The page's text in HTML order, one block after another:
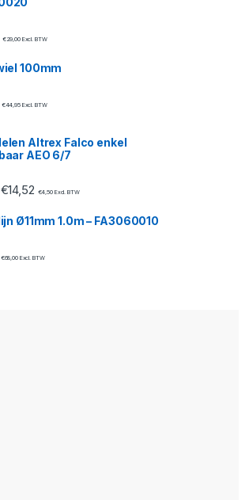
€29,00Excl. BTW
100mm
€44,95Excl. BTW
Altrex Falco enkel
AEO 6/7
€14,52Prijsklasse: €7,26 tot €14,52
€4,50Excl. BTW
Ø11mm 1.0m – FA3060010
€68,00Excl. BTW